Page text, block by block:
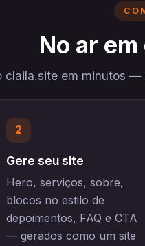
No ar
claila.site em minutos
2
Gere seu site
Hero, serviços, sobre,
blocos no estilo de
depoimentos, FAQ e CTA
— gerados como um site